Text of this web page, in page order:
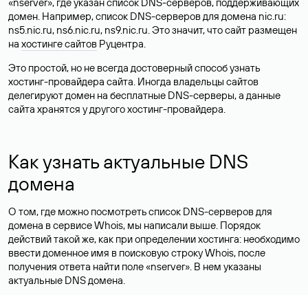
Как узнать дату регистрации
домена, дату срока его
истечения
В Whois можно проверить возраст сайта по дате регистрации
ресурса, но все же помогает примерно оценить, когда был
создан сайт.
Важным для заинтересованных доменом станет поле «paid-
till» с указанием даты, до которой оплачен домен.
Соответственно, ее можно назвать датой окончания
регистрации домена.
Проверять возраст и историю домена важно не только при
покупке доменного имени, информация о сроках регистрации
домена полезна при совершении сделок, выборе партнеров и